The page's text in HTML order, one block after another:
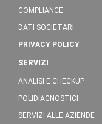
COMPLIANCE
DATI SOCIETARI
PRIVACY POLICY
SERVIZI
ANALISI E CHECKUP
POLIDIAGNOSTICI
SERVIZI ALLE AZIENDE